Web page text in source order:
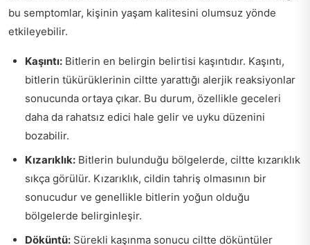
bu semptomlar, kişinin yaşam kalitesini olumsuz yönde
etkileyebilir.
Kaşıntı: Bitlerin en belirgin belirtisi kaşıntıdır. Kaşıntı,
bitlerin tükürüklerinin ciltte yarattığı alerjik reaksiyonlar
sonucunda ortaya çıkar. Bu durum, özellikle geceleri
daha da rahatsız edici hale gelir ve uyku düzenini
bozabilir.
Kızarıklık: Bitlerin bulunduğu bölgelerde, ciltte kızarıklık
sıkça görülür. Kızarıklık, cildin tahriş olmasının bir
sonucudur ve genellikle bitlerin yoğun olduğu
bölgelerde belirginleşir.
Döküntü: Sürekli kaşınma sonucu ciltte döküntüler